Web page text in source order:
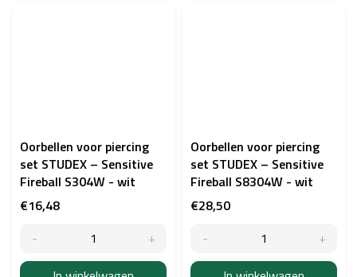
Oorbellen voor piercing
set STUDEX – Sensitive
Fireball S304W - wit
€16,48
Oorbellen voor piercing
set STUDEX – Sensitive
Fireball S8304W - wit
€28,50